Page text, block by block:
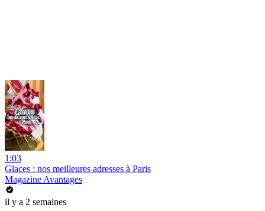
1:03
Glaces : nos meilleures adresses à Paris
Magazine Avantages
il y a 2 semaines